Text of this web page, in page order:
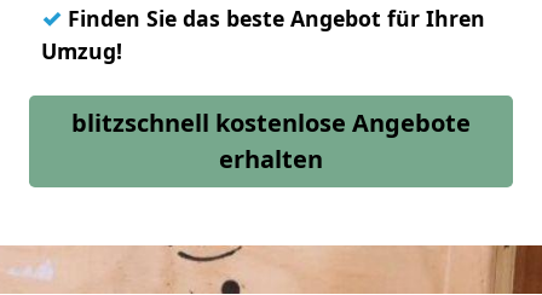
✓ Finden Sie das beste Angebot für Ihren
Umzug!
blitzschnell kostenlose Angebote
erhalten